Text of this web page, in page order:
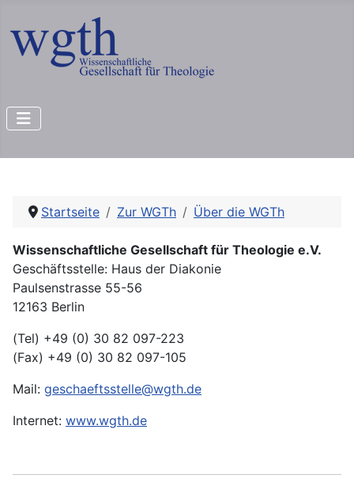
Startseite Zur WGTh Über die WGTh
Wissenschaftliche Gesellschaft für Theologie e.V.
Geschäftsstelle: Haus der Diakonie
Paulsenstrasse 55-56
12163 Berlin
(Tel) +49 (0) 30 82 097-223
(Fax) +49 (0) 30 82 097-105
Mail: geschaeftsstelle@wgth.de
Internet: www.wgth.de